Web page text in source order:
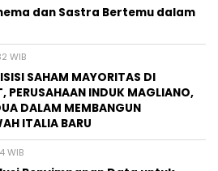
dan Sastra Bertemu dalam
WIB
SAHAM MAYORITAS DI
PERUSAHAAN INDUK MAGLIANO,
DALAM MEMBANGUN
ITALIA BARU
WIB